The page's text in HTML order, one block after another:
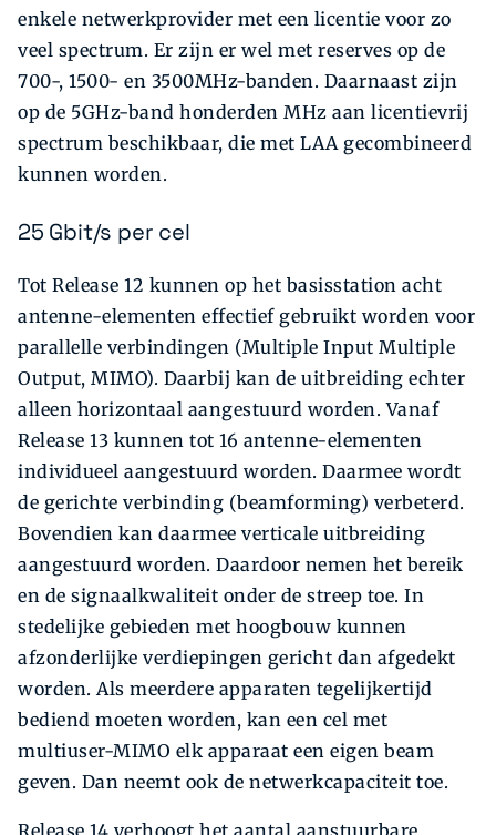
enkele netwerkprovider met een licentie voor zo
veel spectrum. Er zijn er wel met reserves op de
700-, 1500- en 3500MHz-banden. Daarnaast zijn
op de 5GHz-band honderden MHz aan licentievrij
spectrum beschikbaar, die met LAA gecombineerd
kunnen worden.
25 Gbit/s per cel
Tot Release 12 kunnen op het basisstation acht
antenne-elementen effectief gebruikt worden voor
parallelle verbindingen (Multiple Input Multiple
Output, MIMO). Daarbij kan de uitbreiding echter
alleen horizontaal aangestuurd worden. Vanaf
Release 13 kunnen tot 16 antenne-elementen
individueel aangestuurd worden. Daarmee wordt
de gerichte verbinding (beamforming) verbeterd.
Bovendien kan daarmee verticale uitbreiding
aangestuurd worden. Daardoor nemen het bereik
en de signaalkwaliteit onder de streep toe. In
stedelijke gebieden met hoogbouw kunnen
afzonderlijke verdiepingen gericht dan afgedekt
worden. Als meerdere apparaten tegelijkertijd
bediend moeten worden, kan een cel met
multiuser-MIMO elk apparaat een eigen beam
geven. Dan neemt ook de netwerkcapaciteit toe.
Release 14 verhoogt het aantal aanstuurbare